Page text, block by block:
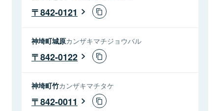
842-0121
神埼町城原カンザキマチジョウバル
842-0122
神埼町竹カンザキマチタケ
842-0011